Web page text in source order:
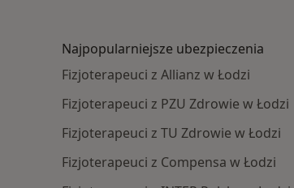
Najpopularniejsze ubezpieczenia
Fizjoterapeuci z Allianz w Łodzi
Fizjoterapeuci z PZU Zdrowie w Łodzi
Fizjoterapeuci z TU Zdrowie w Łodzi
Fizjoterapeuci z Compensa w Łodzi